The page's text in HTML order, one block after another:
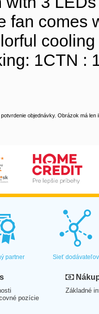
fan comes
1CTN :
objednávky. Obrázok má len
partner Sieť dodávateľov
pozície
Základné